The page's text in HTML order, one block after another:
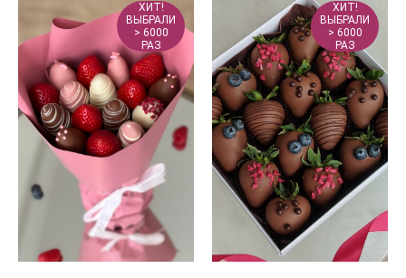
ХИТ!
ВЫБРАЛИ
> 6000
РАЗ
ХИТ!
ВЫБРАЛИ
> 6000
РАЗ